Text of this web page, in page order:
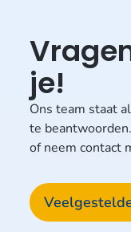
je!
Ons team staat
te
of neem contact